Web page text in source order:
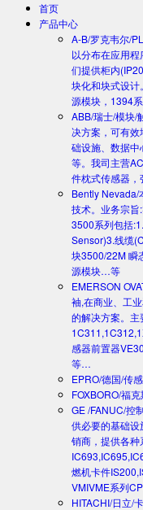
首页
产品中心
A-B/罗克韦尔/
以分布在应用
们提供柜内
块化和块式设
源模块，1394
ABB/瑞士/模块/
决方案，可有
础设施、数据
等。我司主营
件枕式传感器
Bently Nevada/
技术。业务宗旨
3500系列包括
Sensor)3.线缆
块3500/22M 瞬
源模块…等
EMERSON
袖,在商业、工
的解决方案。
感器前置器
等…
EPRO/德国/传
FOXBORO/福
GE /FANUC/控
供必要的基础
销商，提供各
燃机卡件
VMIVME系列
HITACHI/日立/